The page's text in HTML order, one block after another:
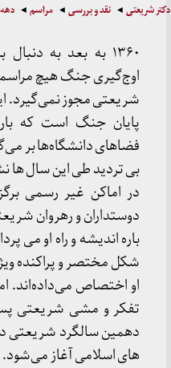
دکتر شریعتی نقد و بررسی مراسم دهه ۶۰
۱۳۶۰ به بعد به
اوج‌گیری جنگ هیچ
پایان جنگ است که
فضاهای دانشگاه‌ها بر
بی تردید طی این سال
در اماكن غیر رسمی
دوستداران و رهروان
باره اندیشه و راه او می
شكل مختصر و پراكنده
او اختصاص می‌داده‌اند.
تفكر و مشی شریعتی
دهمین سالگرد شریعتی
های اسلامی آغاز می‌شود.